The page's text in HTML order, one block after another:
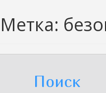
Метка:
Поиск